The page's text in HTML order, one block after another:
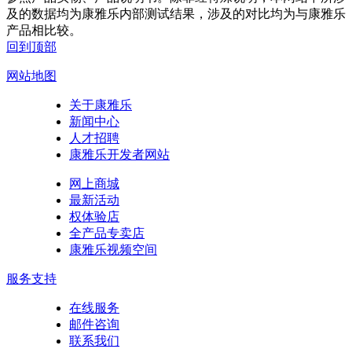
及的数据均为康雅乐内部测试结果，涉及的对比均为与康雅乐
产品相比较。
回到顶部
网站地图
关于康雅乐
新闻中心
人才招聘
康雅乐开发者网站
网上商城
最新活动
权体验店
全产品专卖店
康雅乐视频空间
服务支持
在线服务
邮件咨询
联系我们